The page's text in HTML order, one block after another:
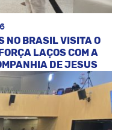
NO BRASIL VISITA O
LAÇOS COM A
DE JESUS